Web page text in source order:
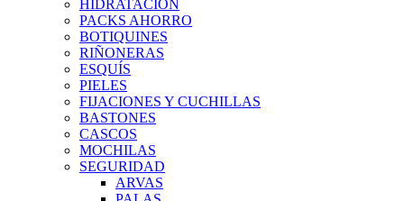
HIDRATACION
PACKS AHORRO
BOTIQUINES
RIÑONERAS
ESQUÍS
PIELES
FIJACIONES Y CUCHILLAS
BASTONES
CASCOS
MOCHILAS
SEGURIDAD
ARVAS